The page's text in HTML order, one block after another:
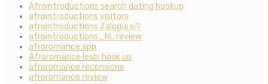
Afrointroductions search dating hookup
afrointroductions visitors
afrointroductions Zaloguj si?
afrointroductions_NL review
afroromance app
Afroromance lesbi hook up
afroromance recensione
afroromance review